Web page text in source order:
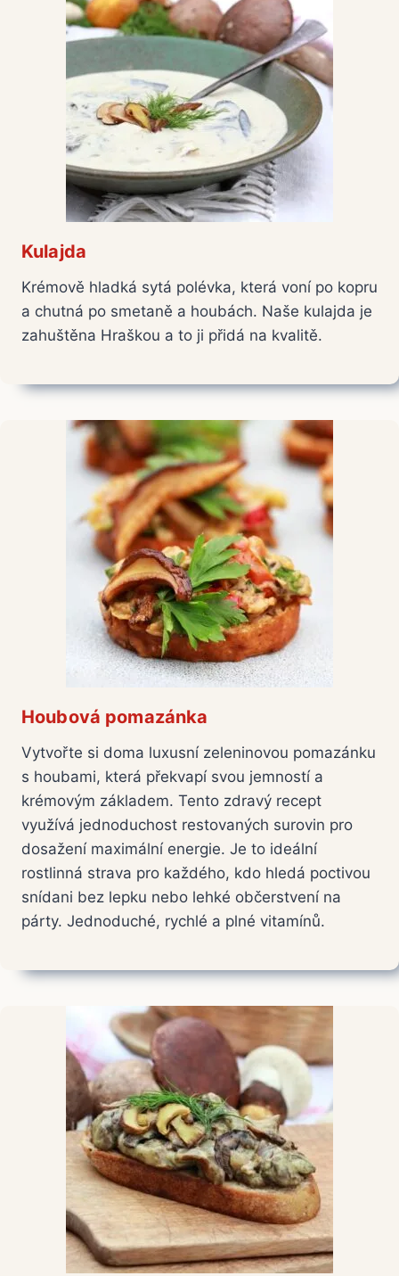
Kulajda
Krémově hladká sytá polévka, která voní po kopru
a chutná po smetaně a houbách. Naše kulajda je
zahuštěna Hraškou a to ji přidá na kvalitě.
Houbová pomazánka
Vytvořte si doma luxusní zeleninovou pomazánku
s houbami, která překvapí svou jemností a
krémovým základem. Tento zdravý recept
využívá jednoduchost restovaných surovin pro
dosažení maximální energie. Je to ideální
rostlinná strava pro každého, kdo hledá poctivou
snídani bez lepku nebo lehké občerstvení na
párty. Jednoduché, rychlé a plné vitamínů.